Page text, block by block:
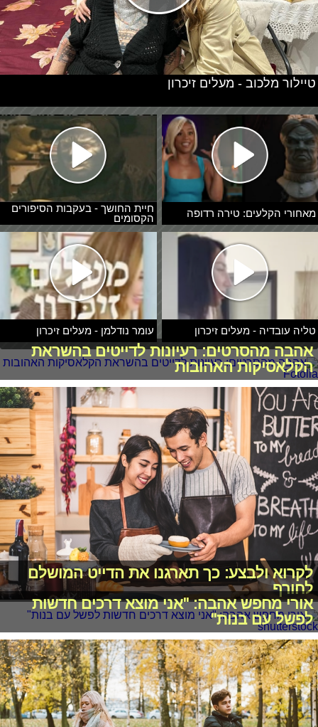
מאחורי הקלעים: טירה רדופה
חיית החושך - בעקבות הסיפורים
הקסומים
טליה עובדיה - מעלים זיכרון עומר נודלמן - מעלים זיכרון
טיילור מלכוב - מעלים זיכרון
אהבה מהסרטים: רעיונות לדייטים בהשראת
הקלאסיקות האהובות
לקרוא ולבצע: כך תארגנו את הדייט המושלם
לחורף
אורי מחפש אהבה: "אני מוצא דרכים חדשות
לפשל עם בנות"